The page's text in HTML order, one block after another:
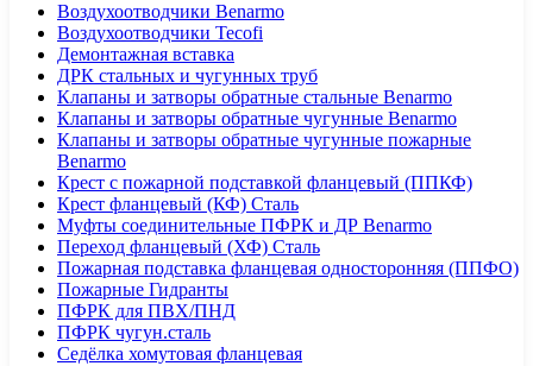
Воздухоотводчики Benarmo
Воздухоотводчики Tecofi
Демонтажная вставка
ДРК стальных и чугунных труб
Клапаны и затворы обратные стальные Benarmo
Клапаны и затворы обратные чугунные Benarmo
Клапаны и затворы обратные чугунные пожарные
Benarmo
Крест с пожарной подставкой фланцевый (ППКФ)
Крест фланцевый (КФ) Сталь
Муфты соединительные ПФРК и ДР Benarmo
Переход фланцевый (ХФ) Сталь
Пожарная подставка фланцевая односторонняя (ППФО)
Пожарные Гидранты
ПФРК для ПВХ/ПНД
ПФРК чугун.сталь
Седёлка хомутовая фланцевая